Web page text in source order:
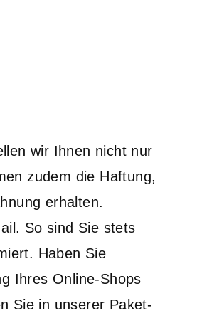
wir Ihnen nicht nur
zudem die Haftung,
erhalten.
So sind Sie stets
Haben Sie
Ihres Online-Shops
Sie in unserer Paket-